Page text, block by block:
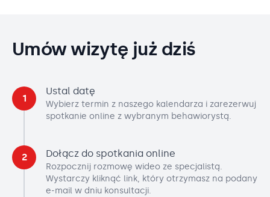
Umów wizytę już dziś
1
Ustal datę
Wybierz termin z naszego kalendarza i zarezerwuj
spotkanie online z wybranym behawiorystą.
2 Dołącz do spotkania online
Rozpocznij rozmowę wideo ze specjalistą.
Wystarczy kliknąć link, który otrzymasz na podany
e-mail w dniu konsultacji.